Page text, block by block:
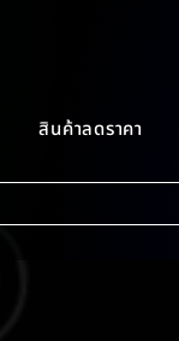
สินค้าลดราคา